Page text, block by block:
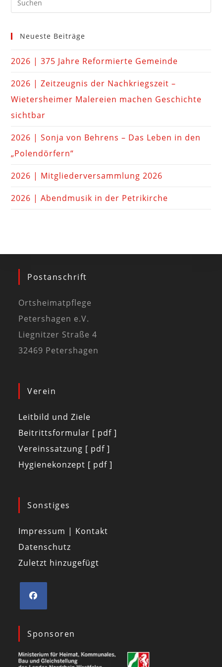
Neueste Beiträge
2026 | 375 Jahre Reformierte Gemeinde
2026 | Zeitzeugnis der Nachkriegszeit –
Wietersheimer Malereien machen Geschichte
sichtbar
2026 | Sonja von Behrens – Das Leben in den
„Polendörfern“
2026 | Mitgliederversammlung 2026
2026 | Abendmusik in der Petrikirche
Postanschrift
Ortsheimatpflege
Petershagen e.V.
Liegnitzer Straße 4
32469 Petershagen
Verein
Leitbild und Ziele
Beitrittsformular [ pdf ]
Vereinssatzung [ pdf ]
Hygienekonzept [ pdf ]
Sonstiges
Impressum | Kontakt
Datenschutz
Zuletzt hinzugefügt
Sponsoren